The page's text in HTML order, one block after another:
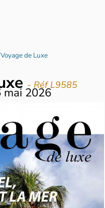
Voyage de Luxe
- Réf L9585
mai 2026